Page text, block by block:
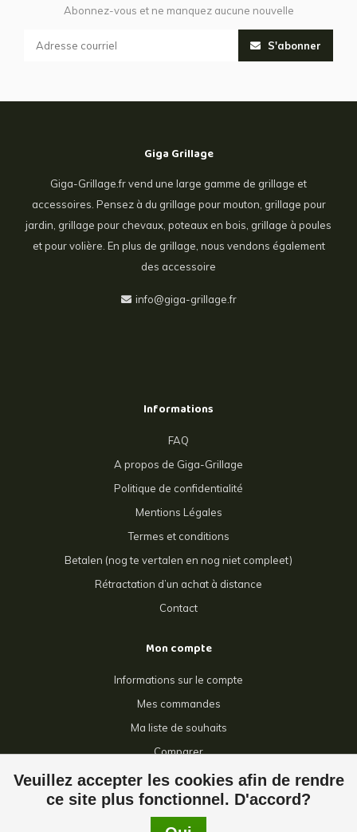
Veuillez accepter les cookies afin de rendre
ce site plus fonctionnel. D'accord?
Abonnez-vous et ne manquez aucune nouvelle
S'abonner
Giga Grillage
Giga-Grillage.fr vend une large gamme de grillage et
accessoires. Pensez à du grillage pour mouton, grillage pour
jardin, grillage pour chevaux, poteaux en bois, grillage à poules
et pour volière. En plus de grillage, nous vendons également
des accessoire
info@giga-grillage.fr
Informations
FAQ
A propos de Giga-Grillage
Politique de confidentialité
Mentions Légales
Termes et conditions
Betalen (nog te vertalen en nog niet compleet)
Rétractation d’un achat à distance
Contact
Mon compte
Informations sur le compte
Mes commandes
Ma liste de souhaits
Comparer
Tous les produits